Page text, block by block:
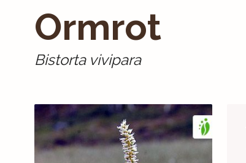
Ormrot
Bistorta vivipara